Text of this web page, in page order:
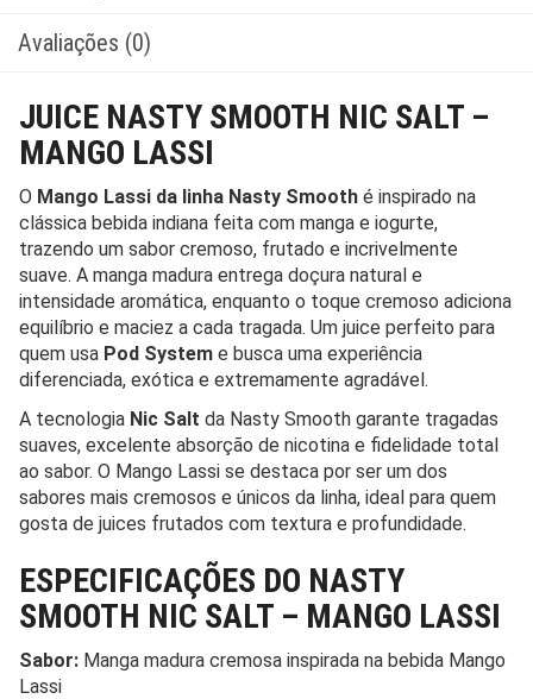
Avaliações (0)
JUICE NASTY SMOOTH NIC SALT –
MANGO LASSI
O Mango Lassi da linha Nasty Smooth é inspirado na
clássica bebida indiana feita com manga e iogurte,
trazendo um sabor cremoso, frutado e incrivelmente
suave. A manga madura entrega doçura natural e
intensidade aromática, enquanto o toque cremoso adiciona
equilíbrio e maciez a cada tragada. Um juice perfeito para
quem usa Pod System e busca uma experiência
diferenciada, exótica e extremamente agradável.
A tecnologia Nic Salt da Nasty Smooth garante tragadas
suaves, excelente absorção de nicotina e fidelidade total
ao sabor. O Mango Lassi se destaca por ser um dos
sabores mais cremosos e únicos da linha, ideal para quem
gosta de juices frutados com textura e profundidade.
ESPECIFICAÇÕES DO NASTY
SMOOTH NIC SALT – MANGO LASSI
Sabor: Manga madura cremosa inspirada na bebida Mango
Lassi